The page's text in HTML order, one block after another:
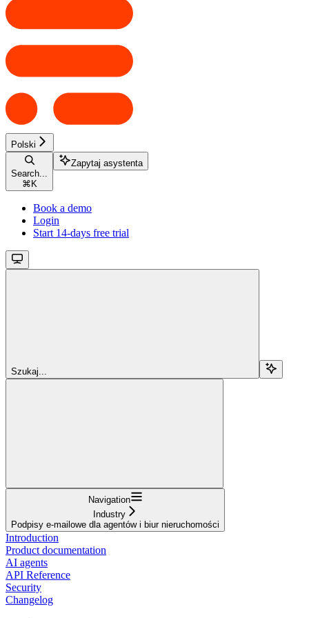
Polski
Search...
⌘ K
Zapytaj asystenta
Book a demo
Login
Start 14-days free trial
Szukaj...
Navigation
Industry
Podpisy e-mailowe dla agentów i biur nieruchomości
Introduction
Product documentation
AI agents
API Reference
Security
Changelog